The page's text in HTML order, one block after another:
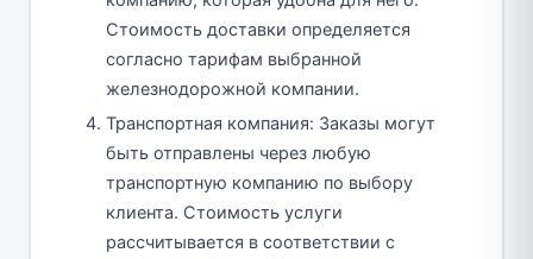
Стоимость доставки определяется
согласно тарифам выбранной
железнодорожной компании.
Транспортная компания: Заказы могут
быть отправлены через любую
транспортную компанию по выбору
клиента. Стоимость услуги
рассчитывается в соответствии с